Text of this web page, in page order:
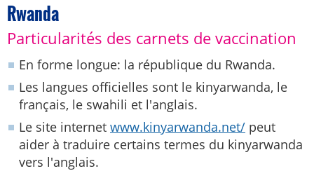
Rwanda
Particularités des carnets de vaccination
En forme longue: la république du Rwanda.
Les langues officielles sont le kinyarwanda, le
français, le swahili et l'anglais.
Le site internet www.kinyarwanda.net/ peut
aider à traduire certains termes du kinyarwanda
vers l'anglais.